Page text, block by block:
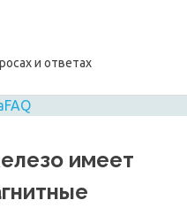
и ответах
имеет